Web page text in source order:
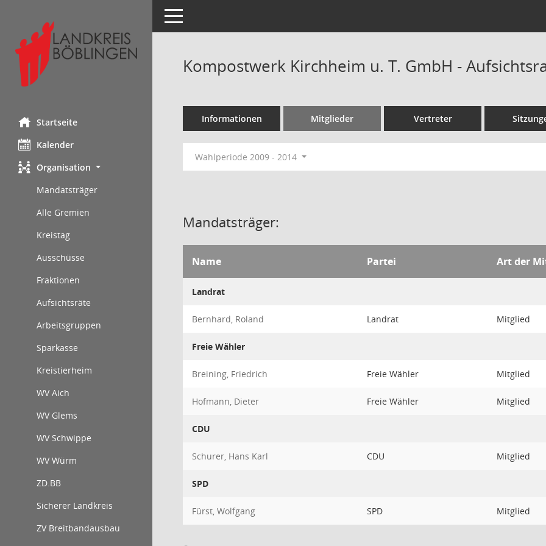
Startseite
Kalender
Organisation
Mandatsträger
Alle Gremien
Kreistag
Ausschüsse
Fraktionen
Aufsichtsräte
Arbeitsgruppen
Sparkasse
Kreistierheim
WV Aich
WV Glems
WV Schwippe
WV Würm
ZD.BB
Sicherer Landkreis
ZV Breitbandausbau
Toggle navigation
Kompostwerk Kirchheim u. T. GmbH -
Informationen Mitglieder Vertreter
Wahlperiode 2009 - 2014
Mandatsträger:
Name Partei Art der
Landrat
Bernhard, Roland Landrat Mitglied
Freie Wähler
Breining, Friedrich Freie Wähler Mitglied
Hofmann, Dieter Freie Wähler Mitglied
CDU
Schurer, Hans Karl CDU Mitglied
SPD
Fürst, Wolfgang SPD Mitglied